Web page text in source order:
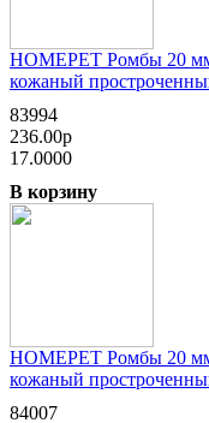
HOMEPET Ромбы 20
кожаный
83994
236.00р
17.0000
В корзину
HOMEPET Ромбы 20
кожаный
84007